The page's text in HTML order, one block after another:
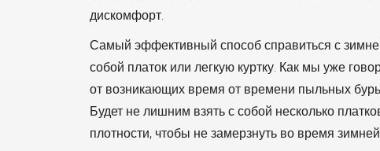
дискомфорт.
Самый эффективный способ справиться с
собой платок или легкую куртку. Как мы уже
от возникающих время от времени пыльных
Будет не лишним взять с собой несколько
плотности, чтобы не замерзнуть во время